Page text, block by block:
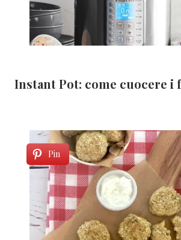
Instant Pot: come cuocere i
Pin